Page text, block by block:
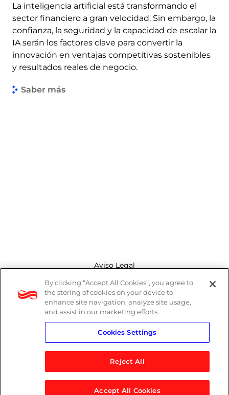
La inteligencia artificial está transformando el
sector financiero a gran velocidad. Sin embargo, la
confianza, la seguridad y la capacidad de escalar la
IA serán los factores clave para convertir la
innovación en ventajas competitivas sostenibles
y resultados reales de negocio.
Saber más
© 2026 Logicalis Group
Aviso Legal
Canal de denuncias
Política de cookies
Política de privacidad
By clicking “Accept All Cookies”, you agree to
the storing of cookies on your device to
enhance site navigation, analyze site usage,
and assist in our marketing efforts.
Cookies Settings
Reject All
Accept All Cookies